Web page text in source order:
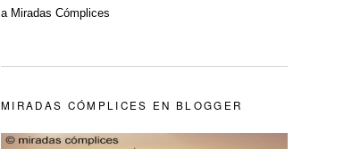
a Miradas Cómplices
MIRADAS CÓMPLICES EN BLOGGER